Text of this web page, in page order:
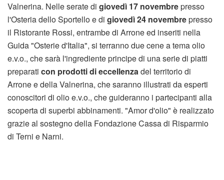
Valnerina. Nelle serate di giovedì 17 novembrepresso
l'Osteria dello Sportello e di giovedì 24 novembrepresso
il Ristorante Rossi, entrambe di Arrone ed inseriti nella
Guida "Osterie d'Italia", si terranno due cene a tema olio
e.v.o., che sarà l'ingrediente principe di una serie di piatti
preparati con prodotti di eccellenzadel territorio di
Arrone e della Valnerina, che saranno illustrati da esperti
conoscitori di olio e.v.o., che guideranno i partecipanti alla
scoperta di superbi abbinamenti. "Amor d'olio" è realizzato
grazie al sostegno della Fondazione Cassa di Risparmio
di Terni e Narni.